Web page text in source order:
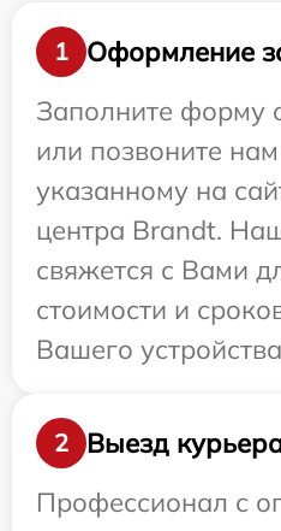
1
Оформление
Заполните форму
или позвоните
указанному на
центра Brandt.
свяжется с Вами
стоимости и
Вашего
2
Выезд
Профессионал с